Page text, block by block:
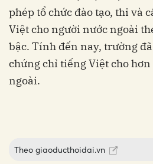
phép tổ chức đào tạo, thi và
Việt cho người nước ngoài
bậc. Tính đến nay, trường
chứng chỉ tiếng Việt cho
ngoài.
Theo giaoducthoidai.vn